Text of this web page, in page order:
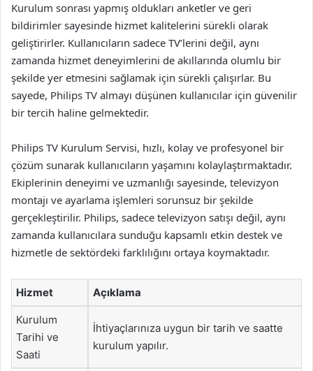
Kurulum sonrası yapmış oldukları anketler ve geri
bildirimler sayesinde hizmet kalitelerini sürekli olarak
geliştirirler. Kullanıcıların sadece TV’lerini değil, aynı
zamanda hizmet deneyimlerini de akıllarında olumlu bir
şekilde yer etmesini sağlamak için sürekli çalışırlar. Bu
sayede, Philips TV almayı düşünen kullanıcılar için güvenilir
bir tercih haline gelmektedir.
Philips TV Kurulum Servisi, hızlı, kolay ve profesyonel bir
çözüm sunarak kullanıcıların yaşamını kolaylaştırmaktadır.
Ekiplerinin deneyimi ve uzmanlığı sayesinde, televizyon
montajı ve ayarlama işlemleri sorunsuz bir şekilde
gerçekleştirilir. Philips, sadece televizyon satışı değil, aynı
zamanda kullanıcılara sunduğu kapsamlı etkin destek ve
hizmetle de sektördeki farklılığını ortaya koymaktadır.
Hizmet Açıklama
Kurulum
Tarihi ve
Saati
İhtiyaçlarınıza uygun bir tarih ve saatte
kurulum yapılır.